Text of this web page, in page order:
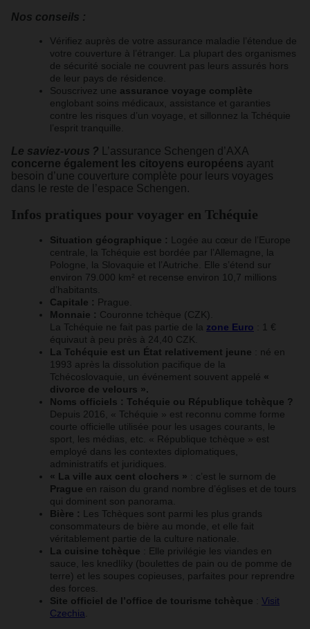
Nos conseils :
Vérifiez auprès de votre assurance maladie l’étendue de
votre couverture à l’étranger. La plupart des organismes
de sécurité sociale ne couvrent pas leurs assurés hors
de leur pays de résidence.
Souscrivez une assurance voyage complète
englobant soins médicaux, assistance et garanties
contre les risques d’un voyage, et sillonnez la Tchéquie
l’esprit tranquille.
Le saviez-vous ? L’assurance Schengen d’AXA
concerne également les citoyens européens ayant
besoin d’une couverture complète pour leurs voyages
dans le reste de l’espace Schengen.
Infos pratiques pour voyager en Tchéquie
Situation géographique : Logée au cœur de l’Europe
centrale, la Tchéquie est bordée par l’Allemagne, la
Pologne, la Slovaquie et l’Autriche. Elle s’étend sur
environ 79.000 km² et recense environ 10,7 millions
d’habitants.
Capitale : Prague.
Monnaie : Couronne tchèque (CZK).
La Tchéquie ne fait pas partie de la zone Euro
: 1 €
équivaut à peu près à 24,40 CZK.
La Tchéquie est un État relativement jeune : né en
1993 après la dissolution pacifique de la
Tchécoslovaquie, un événement souvent appelé «
divorce de velours ».
Noms officiels : Tchéquie ou République tchèque ?
Depuis 2016, « Tchéquie » est reconnu comme forme
courte officielle utilisée pour les usages courants, le
sport, les médias, etc. « République tchèque » est
employé dans les contextes diplomatiques,
administratifs et juridiques.
« La ville aux cent clochers » : c’est le surnom de
Prague en raison du grand nombre d’églises et de tours
qui dominent son panorama.
Bière : Les Tchèques sont parmi les plus grands
consommateurs de bière au monde, et elle fait
véritablement partie de la culture nationale.
La cuisine tchèque : Elle privilégie les viandes en
sauce, les knedlíky (boulettes de pain ou de pomme de
terre) et les soupes copieuses, parfaites pour reprendre
des forces.
Site officiel de l’office de tourisme tchèque
Visit
Czechia